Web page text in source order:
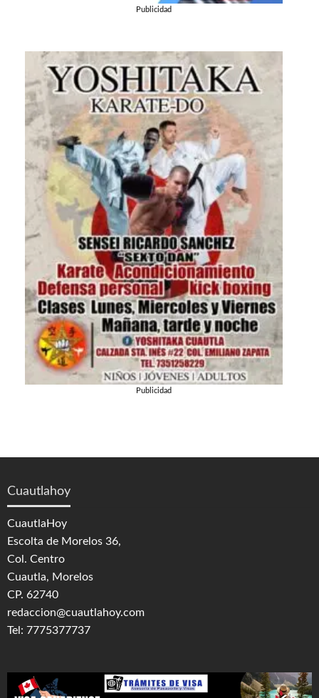
Publicidad
Publicidad
Cuautlahoy
CuautlaHoy
Escolta de Morelos 36,
Col. Centro
Cuautla, Morelos
CP. 62740
redaccion@cuautlahoy.com
Tel: 7775377737